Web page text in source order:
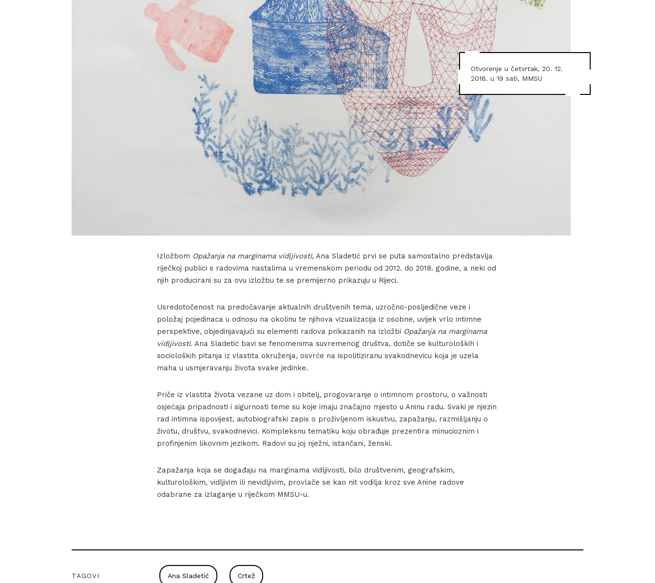
Otvorenje u četvrtak, 20. 12.
2018. u 19 sati, MMSU
Izložbom Opažanja na marginama vidljivosti, Ana Sladetić prvi se puta samostalno predstavlja
riječkoj publici s radovima nastalima u vremenskom periodu od 2012. do 2018. godine, a neki od
njih producirani su za ovu izložbu te se premijerno prikazuju u Rijeci.
Usredotočenost na predočavanje aktualnih društvenih tema, uzročno-posljedične veze i
položaj pojedinaca u odnosu na okolinu te njihova vizualizacija iz osobne, uvijek vrlo intimne
perspektive, objedinjavajući su elementi radova prikazanih na izložbi Opažanja na marginama
vidljivosti. Ana Sladetić bavi se fenomenima suvremenog društva, dotiče se kulturoloških i
socioloških pitanja iz vlastita okruženja, osvrće na ispolitiziranu svakodnevicu koja je uzela
maha u usmjeravanju života svake jedinke.
Priče iz vlastita života vezane uz dom i obitelj, progovaranje o intimnom prostoru, o važnosti
osjećaja pripadnosti i sigurnosti teme su koje imaju značajno mjesto u Aninu radu. Svaki je njezin
rad intimna ispovijest, autobiografski zapis o proživljenom iskustvu, zapažanju, razmišljanju o
životu, društvu, svakodnevici. Kompleksnu tematiku koju obrađuje prezentira minucioznim i
profinjenim likovnim jezikom. Radovi su joj nježni, istančani, ženski.
Zapažanja koja se događaju na marginama vidljivosti, bilo društvenim, geografskim,
kulturološkim, vidljivim ili nevidljivim, provlače se kao nit vodilja kroz sve Anine radove
odabrane za izlaganje u riječkom MMSU-u.
TAGOVI Ana Sladetić Crtež